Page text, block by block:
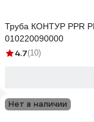
Труба КОНТУР PPR
010220090000
4.7(10)
Нет в наличии